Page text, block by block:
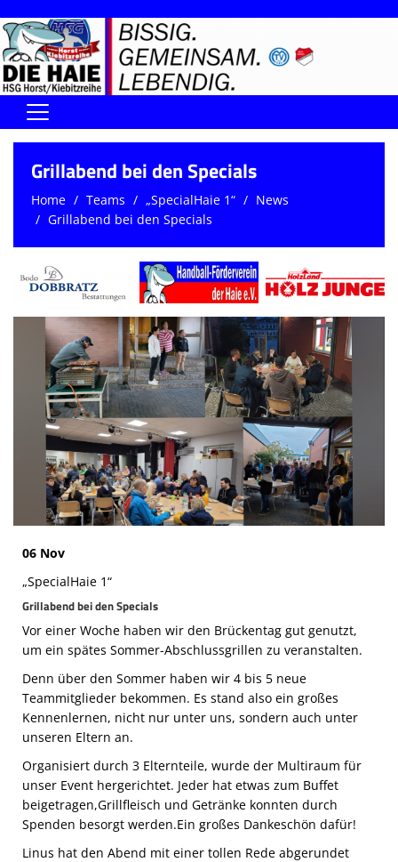
Home
Handball-Förderverein der Haie
UNSERE SPORTHALLEN
Training & Termine
DIENSTE (SR/KG/VK)
Die SpecialHaie
Teams
Trainer
ALLE SPIELE
HAIE TV
DIE HAIE I Intern
Partner
Grillabend bei den Specials
Home Teams „SpecialHaie 1“
News
Grillabend bei den Specials
06 Nov
„SpecialHaie 1“
Grillabend bei den Specials
Vor einer Woche haben wir den Brückentag gut genutzt,
um ein spätes Sommer-Abschlussgrillen zu veranstalten.
Denn über den Sommer haben wir 4 bis 5 neue
Teammitglieder bekommen. Es stand also ein großes
Kennenlernen, nicht nur unter uns, sondern auch unter
unseren Eltern an.
Organisiert durch 3 Elternteile, wurde der Multiraum für
unser Event hergerichtet. Jeder hat etwas zum Buffet
beigetragen,Grillfleisch und Getränke konnten durch
Spenden besorgt werden.Ein großes Dankeschön dafür!
Linus hat den Abend mit einer tollen Rede abgerundet